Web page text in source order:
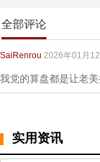
全部评论
SaiRenrou 2026年01月
我党的算盘都是让老
实用资讯